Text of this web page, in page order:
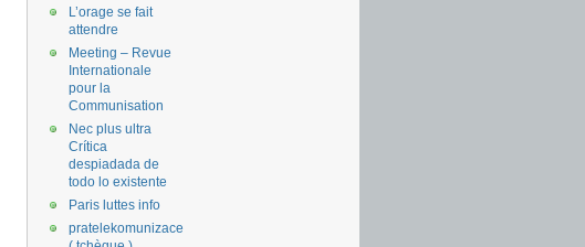
L’orage se fait
attendre
Meeting – Revue
Internationale
pour la
Communisation
Nec plus ultra
Crítica
despiadada de
todo lo existente
Paris luttes info
pratelekomunizace